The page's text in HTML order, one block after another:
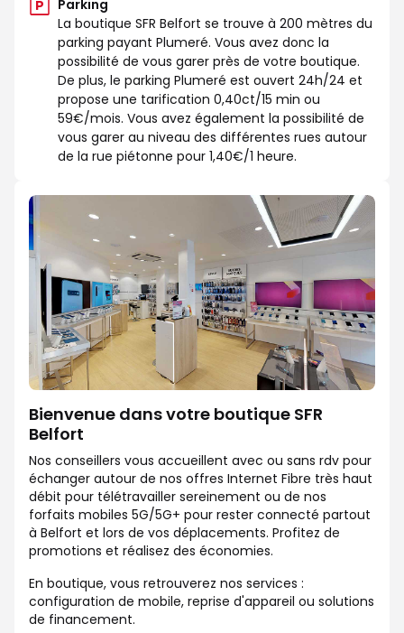
Parking
La boutique SFR Belfort se trouve à 200 mètres du
parking payant Plumeré. Vous avez donc la
possibilité de vous garer près de votre boutique.
De plus, le parking Plumeré est ouvert 24h/24 et
propose une tarification 0,40ct/15 min ou
59€/mois. Vous avez également la possibilité de
vous garer au niveau des différentes rues autour
de la rue piétonne pour 1,40€/1 heure.
Bienvenue dans votre boutique SFR
Belfort
Nos conseillers vous accueillent avec ou sans rdv pour
échanger autour de nos offres Internet Fibre très haut
débit pour télétravailler sereinement ou de nos
forfaits mobiles 5G/5G+ pour rester connecté partout
à Belfort et lors de vos déplacements. Profitez de
promotions et réalisez des économies.
En boutique, vous retrouverez nos services :
configuration de mobile, reprise d'appareil ou solutions
de financement.